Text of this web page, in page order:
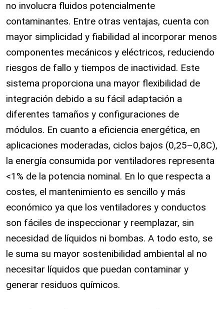
no involucra fluidos potencialmente
contaminantes. Entre otras ventajas, cuenta con
mayor simplicidad y fiabilidad al incorporar menos
componentes mecánicos y eléctricos, reduciendo
riesgos de fallo y tiempos de inactividad. Este
sistema proporciona una mayor flexibilidad de
integración debido a su fácil adaptación a
diferentes tamaños y configuraciones de
módulos. En cuanto a eficiencia energética, en
aplicaciones moderadas, ciclos bajos (0,25–0,8C),
la energía consumida por ventiladores representa
<1% de la potencia nominal. En lo que respecta a
costes, el mantenimiento es sencillo y más
económico ya que los ventiladores y conductos
son fáciles de inspeccionar y reemplazar, sin
necesidad de líquidos ni bombas. A todo esto, se
le suma su mayor sostenibilidad ambiental al no
necesitar líquidos que puedan contaminar y
generar residuos químicos.